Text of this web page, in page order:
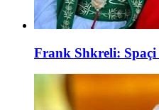
Frank Shkreli: